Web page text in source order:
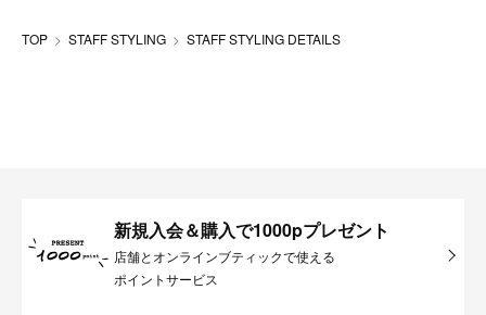
TOP STAFF STYLING STAFF STYLING DETAILS
新規入会＆購入で1000pプレゼント
店舗とオンラインブティックで使える
ポイントサービス